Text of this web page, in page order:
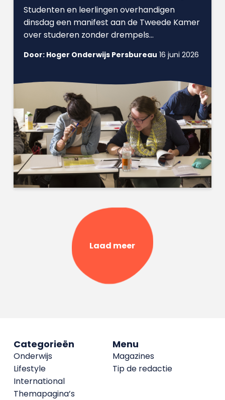
Studenten en leerlingen overhandigen
dinsdag een manifest aan de Tweede Kamer
over studeren zonder drempels...
Door: Hoger Onderwijs Persbureau 16 juni 2026
Laad meer
Menu
Magazines
Tip de redactie
Categorieën
Onderwijs
Lifestyle
International
Themapagina’s